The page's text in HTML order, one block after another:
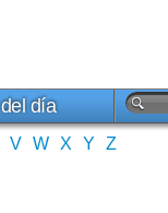
día
V W X Y Z